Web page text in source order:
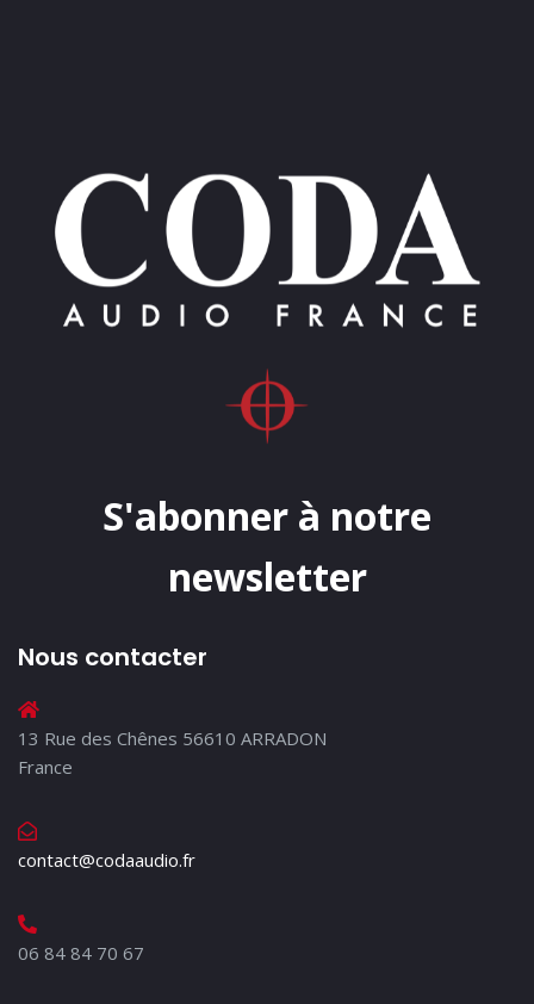
S'abonner à notre
newsletter
Nous contacter
13 Rue des Chênes 56610 ARRADON
France
contact@codaaudio.fr
06 84 84 70 67